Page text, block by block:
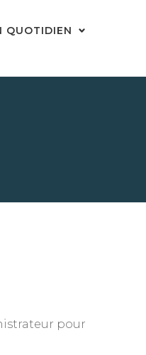
QUOTIDIEN
pour